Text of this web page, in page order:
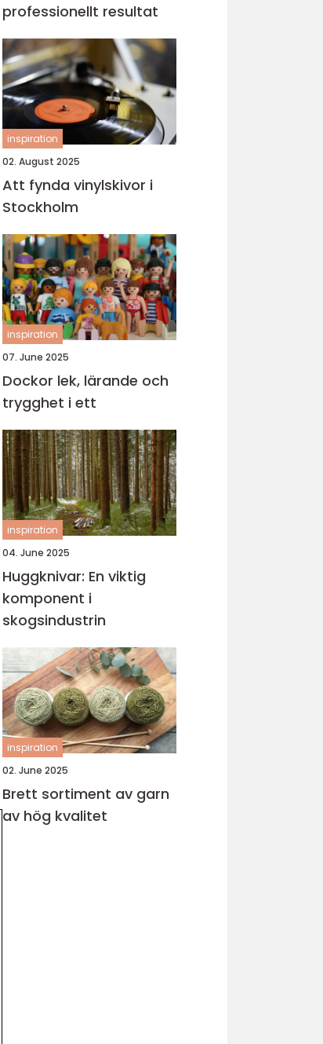
professionellt resultat
inspiration
02. August 2025
Att fynda vinylskivor i
Stockholm
inspiration
07. June 2025
Dockor lek, lärande och
trygghet i ett
inspiration
04. June 2025
Huggknivar: En viktig
komponent i
skogsindustrin
inspiration
02. June 2025
Brett sortiment av garn
av hög kvalitet